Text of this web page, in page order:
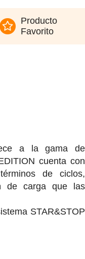
Producto
Favorito
a la gama de
cuenta con
de ciclos,
de carga que las
STAR&STOP